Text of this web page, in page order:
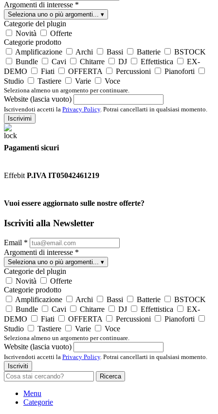
Argomenti di interesse *
Seleziona uno o più argomenti... ▾
Categorie del plugin
Novità
Offerte
Categorie prodotto
Amplificazione
Archi Bassi Batterie
BSTOCK
Bundle
Cavi Chitarre DJ Effettistica
EX-
DEMO
Fiati OFFERTA Percussioni
Pianoforti
Studio
Tastiere Varie Voce
Seleziona almeno un argomento per continuare.
Website (lascia vuoto)
Iscrivendoti accetti la Privacy Policy. Potrai cancellarti in qualsiasi momento.
Iscrivimi
Pagamenti sicuri
Effebit P.IVA IT05042461219
Vuoi essere aggiornato sulle nostre offerte?
Iscriviti alla Newsletter
Email *
Argomenti di interesse *
Seleziona uno o più argomenti... ▾
Categorie del plugin
Novità
Offerte
Categorie prodotto
Amplificazione
Archi Bassi Batterie
BSTOCK
Bundle
Cavi Chitarre DJ Effettistica
EX-
DEMO
Fiati OFFERTA Percussioni
Pianoforti
Studio
Tastiere Varie Voce
Seleziona almeno un argomento per continuare.
Website (lascia vuoto)
Iscrivendoti accetti la Privacy Policy. Potrai cancellarti in qualsiasi momento.
Iscriviti
Ricerca
Menu
Categorie